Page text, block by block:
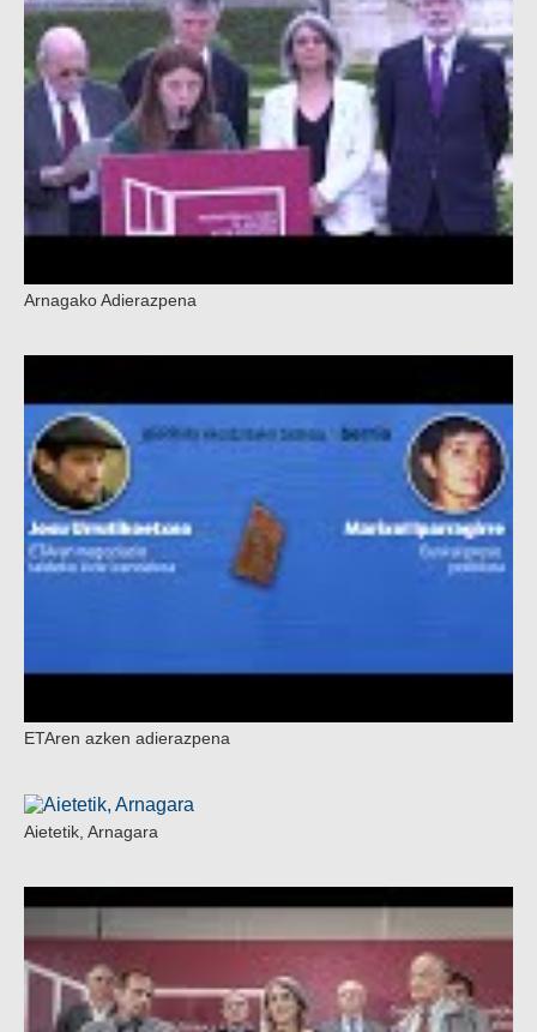
Arnagako Adierazpena
ETAren azken adierazpena
Aietetik, Arnagara